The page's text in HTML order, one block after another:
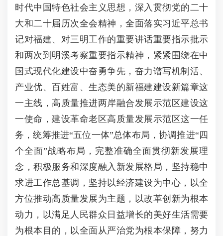
时代中国特色社会主义思想，深入贯彻党的二十
大和二十届历次全会精神，全面落实习近平总书
记对福建、对三明工作的重要讲话重要指示批示
和两次到明溪考察重要指示精神，紧紧围绕在中
国式现代化建设中奋勇争先，奋力谱写机制活、
产业优、百姓富、生态美的新福建建设新篇章这
一主线，高质量推进两岸融合发展示范区建设这
一使命，建设革命老区高质量发展示范区这一任
务，统筹推进“五位一体”总体布局，协调推进“四
个全面”战略布局，完整准确全面贯彻新发展理
念，积极服务和深度融入新发展格局，坚持稳中
求进工作总基调，坚持以经济建设为中心，以全
方位推动高质量发展为主题，以改革创新为根本
动力，以满足人民群众日益增长的美好生活需要
为根本目的，以全面从严治党为根本保障，努力